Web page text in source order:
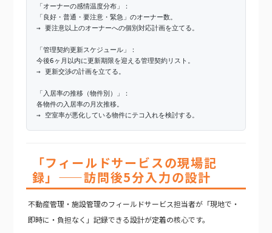
「オーナーの感情温度分布」：
「良好・普通・要注意・緊急」のオーナー数。
→ 要注意以上のオーナーへの個別対応計画を立てる。
「管理契約更新スケジュール」：
今後6ヶ月以内に更新期限を迎える管理契約リスト。
→ 更新交渉の計画を立てる。
「入居率の推移（物件別）」：
各物件の入居率の月次推移。
→ 空室率が悪化している物件にテコ入れを検討する。
「フィールドサービスの現場記
録」——訪問後5分入力の設計
不動産管理・施設管理のフィールドサービス担当者が「現地で・
即時に・負担なく」記録できる設計が定着の核心です。